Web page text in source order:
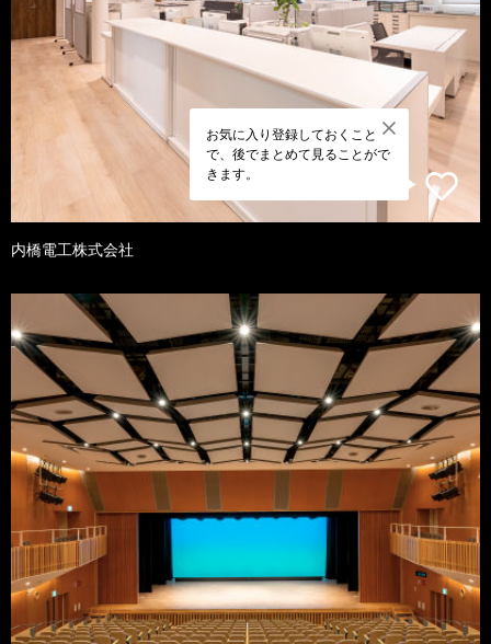
お気に入り登録しておくこと
で、後でまとめて見ることがで
きます。
内橋電工株式会社